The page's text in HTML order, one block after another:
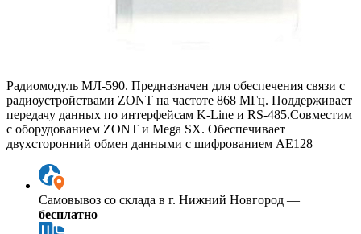
Радиомодуль МЛ-590. Предназначен для обеспечения связи с
радиоустройствами ZONT на частоте 868 МГц. Поддерживает
передачу данных по интерфейсам K-Line и RS-485.Совместим
с оборудованием ZONT и Mega SX. Обеспечивает
двухсторонний обмен данными с шифрованием АЕ128
Самовывоз со склада в г. Нижний Новгород —
бесплатно